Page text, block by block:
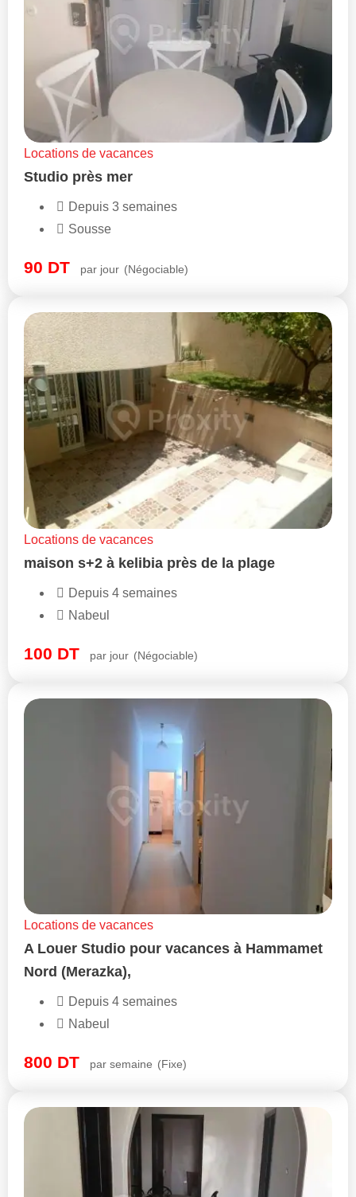
Locations de vacances
Studio près mer
Depuis 3 semaines
Sousse
90 DT par jour (Négociable)
Locations de vacances
maison s+2 à kelibia près de la plage
Depuis 4 semaines
Nabeul
100 DT par jour (Négociable)
Locations de vacances
A Louer Studio pour vacances à Hammamet
Nord (Merazka),
Depuis 4 semaines
Nabeul
800 DT par semaine (Fixe)